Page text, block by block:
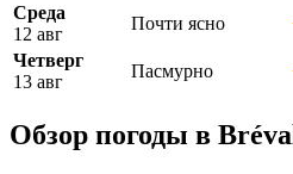
Среда
12 авг
Почти ясно
Четверг
13 авг
Пасмурно
Обзор погоды в